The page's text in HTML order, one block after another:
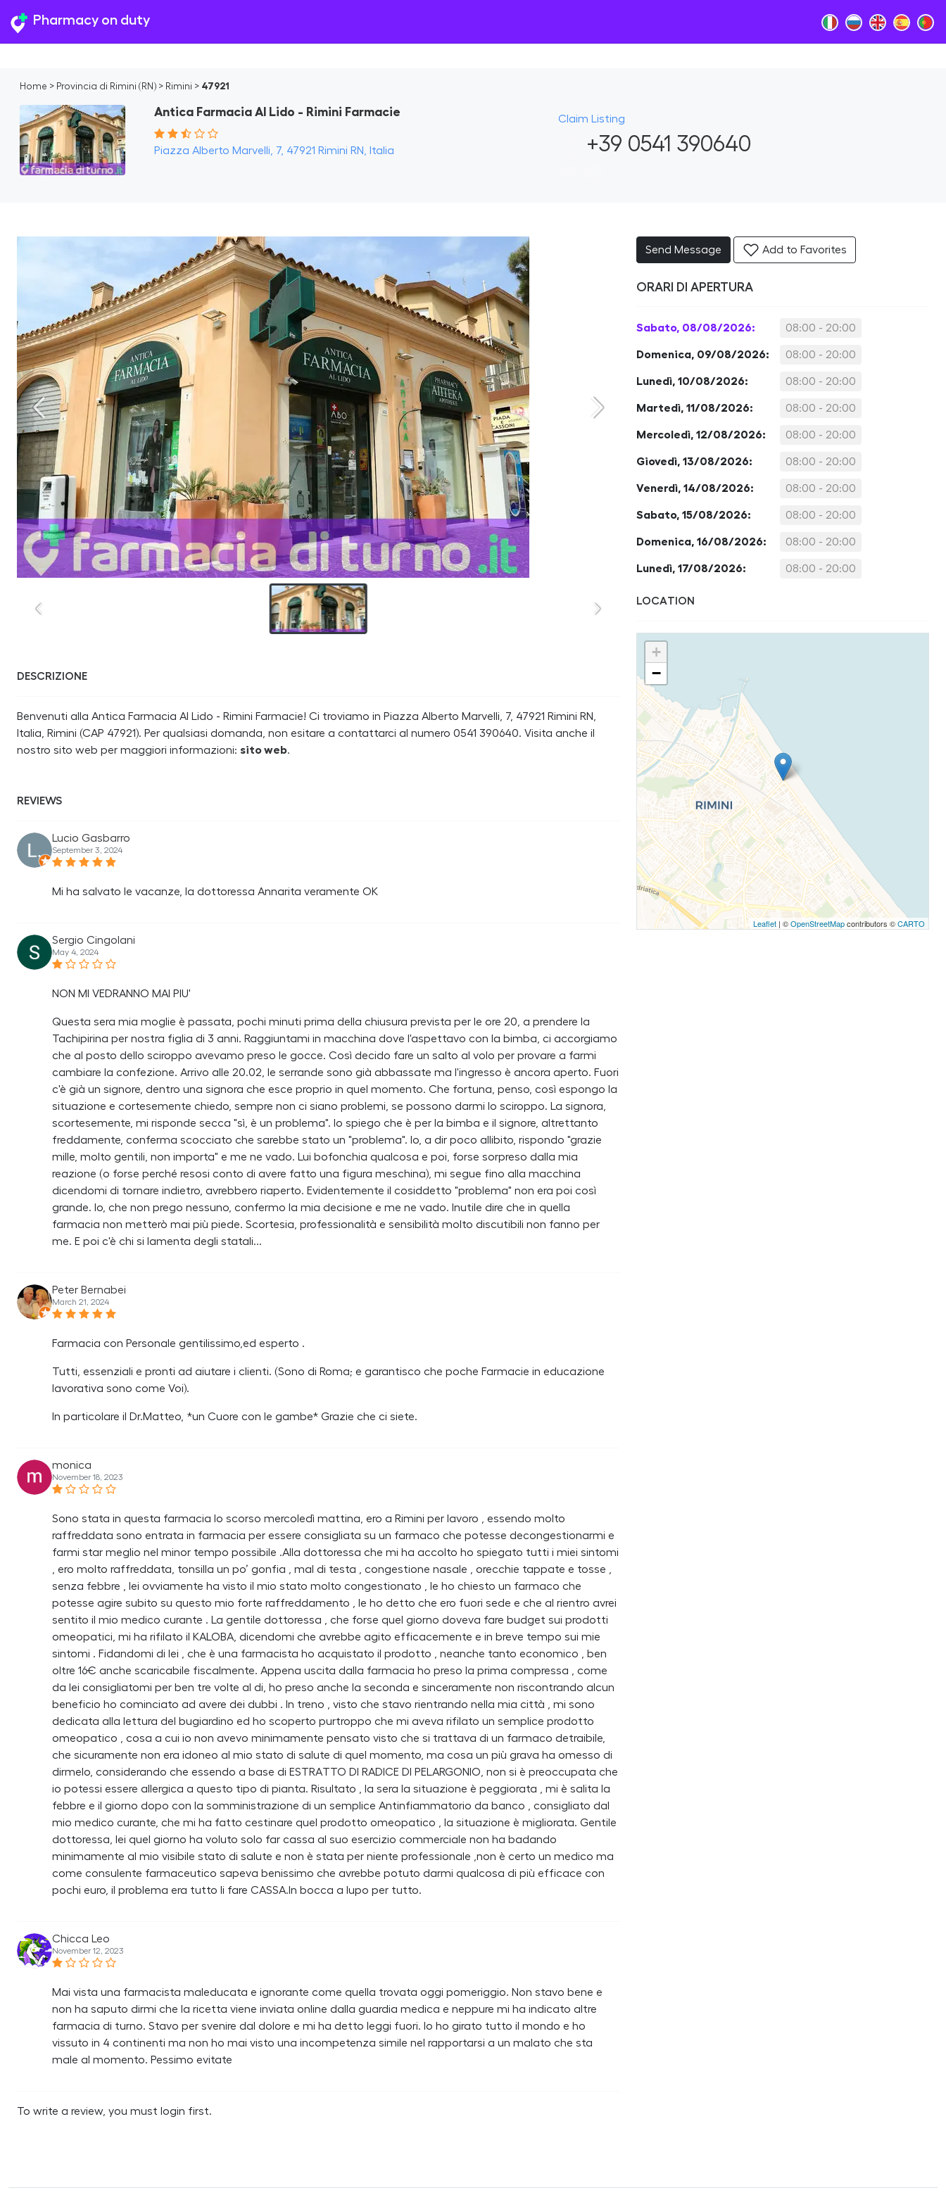
Pharmacy on duty
Home > Provincia di Rimini (RN) > Rimini > 47921
Antica Farmacia Al Lido - Rimini Farmacie
Piazza Alberto Marvelli, 7, 47921 Rimini RN, Italia
Claim Listing
+39 0541 390640
DESCRIZIONE
Benvenuti alla Antica Farmacia Al Lido - Rimini Farmacie! Ci troviamo in Piazza Alberto Marvelli, 7, 47921 Rimini RN,
Italia, Rimini (CAP 47921). Per qualsiasi domanda, non esitare a contattarci al numero 0541 390640. Visita anche il
nostro sito web per maggiori informazioni: sito web.
REVIEWS
Lucio Gasbarro
September 3, 2024
Mi ha salvato le vacanze, la dottoressa Annarita veramente OK
Sergio Cingolani
May 4, 2024
NON MI VEDRANNO MAI PIU'
Questa sera mia moglie è passata, pochi minuti prima della chiusura prevista per le ore 20, a prendere la
Tachipirina per nostra figlia di 3 anni. Raggiuntami in macchina dove l'aspettavo con la bimba, ci accorgiamo
che al posto dello sciroppo avevamo preso le gocce. Così decido fare un salto al volo per provare a farmi
cambiare la confezione. Arrivo alle 20.02, le serrande sono già abbassate ma l'ingresso è ancora aperto. Fuori
c'è già un signore, dentro una signora che esce proprio in quel momento. Che fortuna, penso, così espongo la
situazione e cortesemente chiedo, sempre non ci siano problemi, se possono darmi lo sciroppo. La signora,
scortesemente, mi risponde secca "sì, è un problema". Io spiego che è per la bimba e il signore, altrettanto
freddamente, conferma scocciato che sarebbe stato un "problema". Io, a dir poco allibito, rispondo "grazie
mille, molto gentili, non importa" e me ne vado. Lui bofonchia qualcosa e poi, forse sorpreso dalla mia
reazione (o forse perché resosi conto di avere fatto una figura meschina), mi segue fino alla macchina
dicendomi di tornare indietro, avrebbero riaperto. Evidentemente il cosiddetto "problema" non era poi così
grande. Io, che non prego nessuno, confermo la mia decisione e me ne vado. Inutile dire che in quella
farmacia non metterò mai più piede. Scortesia, professionalità e sensibilità molto discutibili non fanno per
me. E poi c'è chi si lamenta degli statali...
Peter Bernabei
March 21, 2024
Farmacia con Personale gentilissimo,ed esperto .
Tutti, essenziali e pronti ad aiutare i clienti. (Sono di Roma; e garantisco che poche Farmacie in educazione
lavorativa sono come Voi).
In particolare il Dr.Matteo, *un Cuore con le gambe* Grazie che ci siete.
monica
November 18, 2023
Sono stata in questa farmacia lo scorso mercoledì mattina, ero a Rimini per lavoro , essendo molto
raffreddata sono entrata in farmacia per essere consigliata su un farmaco che potesse decongestionarmi e
farmi star meglio nel minor tempo possibile .Alla dottoressa che mi ha accolto ho spiegato tutti i miei sintomi
, ero molto raffreddata, tonsilla un po’ gonfia , mal di testa , congestione nasale , orecchie tappate e tosse ,
senza febbre , lei ovviamente ha visto il mio stato molto congestionato , le ho chiesto un farmaco che
potesse agire subito su questo mio forte raffreddamento , le ho detto che ero fuori sede e che al rientro avrei
sentito il mio medico curante . La gentile dottoressa , che forse quel giorno doveva fare budget sui prodotti
omeopatici, mi ha rifilato il KALOBA, dicendomi che avrebbe agito efficacemente e in breve tempo sui mie
sintomi . Fidandomi di lei , che è una farmacista ho acquistato il prodotto , neanche tanto economico , ben
oltre 16€ anche scaricabile fiscalmente. Appena uscita dalla farmacia ho preso la prima compressa , come
da lei consigliatomi per ben tre volte al di, ho preso anche la seconda e sinceramente non riscontrando alcun
beneficio ho cominciato ad avere dei dubbi . In treno , visto che stavo rientrando nella mia città , mi sono
dedicata alla lettura del bugiardino ed ho scoperto purtroppo che mi aveva rifilato un semplice prodotto
omeopatico , cosa a cui io non avevo minimamente pensato visto che si trattava di un farmaco detraibile,
che sicuramente non era idoneo al mio stato di salute di quel momento, ma cosa un più grava ha omesso di
dirmelo, considerando che essendo a base di ESTRATTO DI RADICE DI PELARGONIO, non si è preoccupata che
io potessi essere allergica a questo tipo di pianta. Risultato , la sera la situazione è peggiorata , mi è salita la
febbre e il giorno dopo con la somministrazione di un semplice Antinfiammatorio da banco , consigliato dal
mio medico curante, che mi ha fatto cestinare quel prodotto omeopatico , la situazione è migliorata. Gentile
dottoressa, lei quel giorno ha voluto solo far cassa al suo esercizio commerciale non ha badando
minimamente al mio visibile stato di salute e non è stata per niente professionale ,non è certo un medico ma
come consulente farmaceutico sapeva benissimo che avrebbe potuto darmi qualcosa di più efficace con
pochi euro, il problema era tutto li fare CASSA.In bocca a lupo per tutto.
Chicca Leo
November 12, 2023
Mai vista una farmacista maleducata e ignorante come quella trovata oggi pomeriggio. Non stavo bene e
non ha saputo dirmi che la ricetta viene inviata online dalla guardia medica e neppure mi ha indicato altre
farmacia di turno. Stavo per svenire dal dolore e mi ha detto leggi fuori. Io ho girato tutto il mondo e ho
vissuto in 4 continenti ma non ho mai visto una incompetenza simile nel rapportarsi a un malato che sta
male al momento. Pessimo evitate
To write a review, you must login first.
Send Message Add to Favorites
ORARI DI APERTURA
Sabato, 08/08/2026: 08:00 - 20:00
Domenica, 09/08/2026: 08:00 - 20:00
Lunedì, 10/08/2026: 08:00 - 20:00
Martedì, 11/08/2026: 08:00 - 20:00
Mercoledì, 12/08/2026: 08:00 - 20:00
Giovedì, 13/08/2026: 08:00 - 20:00
Venerdì, 14/08/2026: 08:00 - 20:00
Sabato, 15/08/2026: 08:00 - 20:00
Domenica, 16/08/2026: 08:00 - 20:00
Lunedì, 17/08/2026: 08:00 - 20:00
LOCATION
+
−
Leaflet | ©OpenStreetMapcontributors ©CARTO